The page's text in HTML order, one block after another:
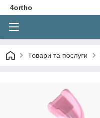
4ortho
Товари та послуги